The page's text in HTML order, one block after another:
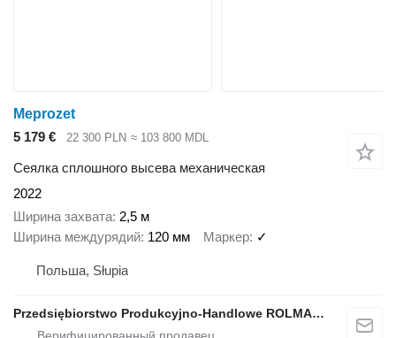
Meprozet
5 179 €
22 300 PLN ≈ 103 800 MDL
Сеялка сплошного высева механическая
2022
Ширина захвата 2,5 м
Ширина междурядий 120 мм Маркер ✓
Польша, Słupia
Przedsiębiorstwo Produkcyjno-Handlowe ROLMAPOL Marcin Dziekan